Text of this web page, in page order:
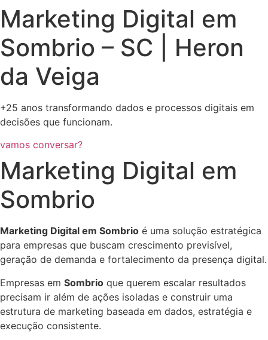
Marketing Digital em
Sombrio – SC | Heron
da Veiga
+25 anos transformando dados e processos digitais em
decisões que funcionam.
vamos conversar?
Marketing Digital em
Sombrio
Marketing Digital em Sombrio é uma solução estratégica
para empresas que buscam crescimento previsível,
geração de demanda e fortalecimento da presença digital.
Empresas em Sombrio que querem escalar resultados
precisam ir além de ações isoladas e construir uma
estrutura de marketing baseada em dados, estratégia e
execução consistente.